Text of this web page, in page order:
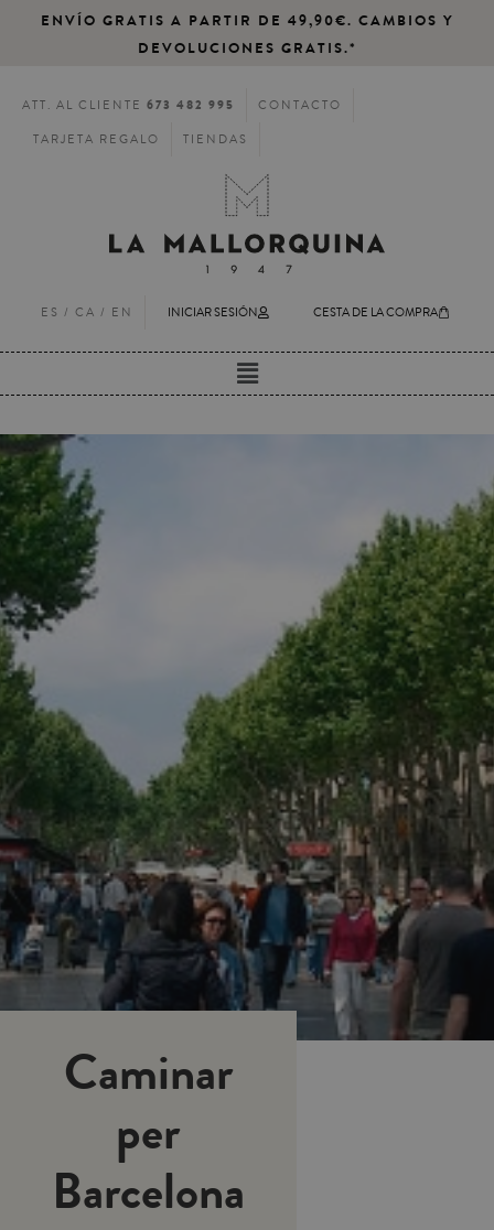
ENVÍO GRATIS A PARTIR DE 49,90€. CAMBIOS Y
DEVOLUCIONES GRATIS.*
ATT. AL CLIENTE 673 482 995 CONTACTO
TARJETA REGALO TIENDAS
ES / CA / EN INICIAR SESIÓN CESTA DE LA COMPRA
Caminar
per
Barcelona